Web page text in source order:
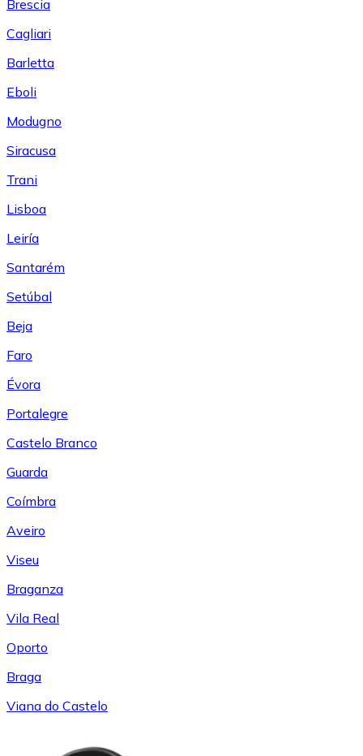
Brescia
Cagliari
Barletta
Eboli
Modugno
Siracusa
Trani
Lisboa
Leiría
Santarém
Setúbal
Beja
Faro
Évora
Portalegre
Castelo Branco
Guarda
Coímbra
Aveiro
Viseu
Braganza
Vila Real
Oporto
Braga
Viana do Castelo